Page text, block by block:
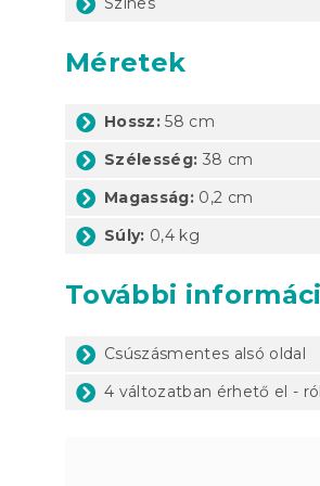
Méretek
Hossz: 58 cm
Szélesség: 38 cm
Magasság: 0,2 cm
Súly: 0,4 kg
További
Csúszásmentes alsó oldal
4 változatban érhető el -